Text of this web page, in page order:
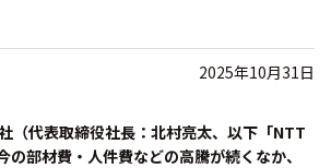
2025年10月31日
（代表取締役社長：北村亮太、以下「NTT
の部材費・人件費などの高騰が続くなか、